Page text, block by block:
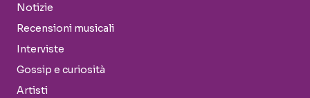
Notizie
Recensioni musicali
Interviste
Gossip e curiosità
Artisti